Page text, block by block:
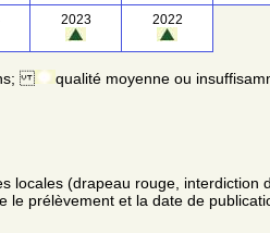
2023 2022
qualité moyenne ou
locales (drapeau rouge,
prélèvement et la date de